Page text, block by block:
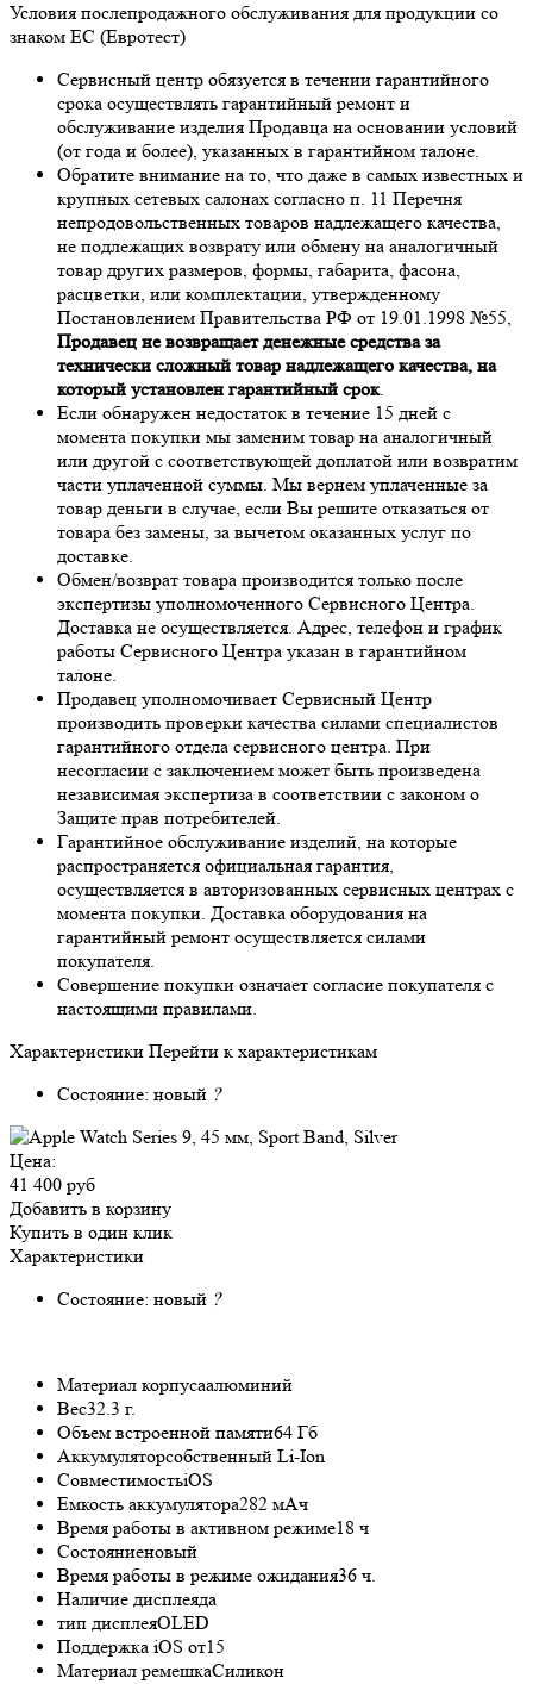
Условия послепродажного обслуживания для продукции со
знаком ЕС (Евротест)
Сервисный центр обязуется в течении гарантийного
срока осуществлять гарантийный ремонт и
обслуживание изделия Продавца на основании условий
(от года и более), указанных в гарантийном талоне.
Обратите внимание на то, что даже в самых известных и
крупных сетевых салонах согласно п. 11 Перечня
непродовольственных товаров надлежащего качества,
не подлежащих возврату или обмену на аналогичный
товар других размеров, формы, габарита, фасона,
расцветки, или комплектации, утвержденному
Постановлением Правительства РФ от 19.01.1998 №55,
Продавец не возвращает денежные средства за
технически сложный товар надлежащего качества, на
который установлен гарантийный срок.
Если обнаружен недостаток в течение 15 дней с
момента покупки мы заменим товар на аналогичный
или другой с соответствующей доплатой или возвратим
части уплаченной суммы. Мы вернем уплаченные за
товар деньги в случае, если Вы решите отказаться от
товара без замены, за вычетом оказанных услуг по
доставке.
Обмен/возврат товара производится только после
экспертизы уполномоченного Сервисного Центра.
Доставка не осуществляется. Адрес, телефон и график
работы Сервисного Центра указан в гарантийном
талоне.
Продавец уполномочивает Сервисный Центр
производить проверки качества силами специалистов
гарантийного отдела сервисного центра. При
несогласии с заключением может быть произведена
независимая экспертиза в соответствии с законом о
Защите прав потребителей.
Гарантийное обслуживание изделий, на которые
распространяется официальная гарантия,
осуществляется в авторизованных сервисных центрах с
момента покупки. Доставка оборудования на
гарантийный ремонт осуществляется силами
покупателя.
Совершение покупки означает согласие покупателя с
настоящими правилами.
Характеристики Перейти к характеристикам
Состояние: новый ?
Цена:
41 400 руб
Добавить в корзину
Купить в один клик
Характеристики
Состояние: новый ?
Материал корпусаалюминий
Вес32.3 г.
Объем встроенной памяти64 Гб
Аккумуляторсобственный Li-Ion
СовместимостьiOS
Емкость аккумулятора282 мАч
Время работы в активном режиме18 ч
Состояниеновый
Время работы в режиме ожидания36 ч.
Наличие дисплеяда
тип дисплеяOLED
Поддержка iOS от15
Материал ремешкаСиликон